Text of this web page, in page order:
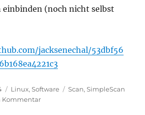
einbinden (noch nicht selbst
jacksenechal/53dbf56
Kategorien
Linux,Software Schlagwörter
Scan,SimpleScan
Kommentarzu